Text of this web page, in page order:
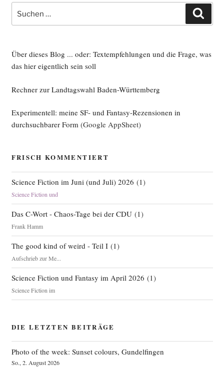
nach:
Über dieses Blog ... oder: Textempfehlungen und die Frage, was
das hier eigentlich sein soll
Rechner zur Landtagswahl Baden-Württemberg
Experimentell: meine SF- und Fantasy-Rezensionen in
durchsuchbarer Form(Google AppSheet)
FRISCH KOMMENTIERT
Science Fiction im Juni (und Juli) 2026 (1)
Science Fiction und
Das C-Wort - Chaos-Tage bei der CDU(1)
Frank Hamm
The good kind of weird - Teil I(1)
Aufschrieb zur Me...
Science Fiction und Fantasy im April 2026 (1)
Science Fiction im
DIE LETZTEN BEITRÄGE
Photo of the week: Sunset colours, Gundelfingen
So., 2. August 2026